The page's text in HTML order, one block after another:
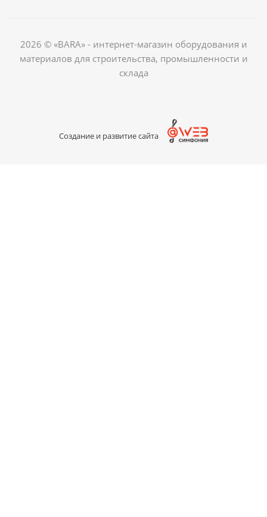
2026 © «BARA» - интернет-магазин оборудования и
материалов для строительства, промышленности и
склада
Создание и развитие сайта